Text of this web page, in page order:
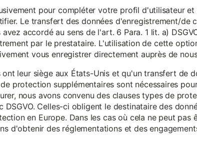
pour compléter votre profil d'utilisateur
Le transfert des données d'enregistrement/de
accordé au sens de l'art. 6 Para. 1 lit. a)
par le prestataire. L'utilisation de cette
vous enregistrer directement auprès de
leur siège aux États-Unis et qu'un transfert de
protection supplémentaires sont nécessaires
nous avons convenu des clauses types de
Celles-ci obligent le destinataire des
en Europe. Dans les cas où cela ne peut
d'obtenir des réglementations et des